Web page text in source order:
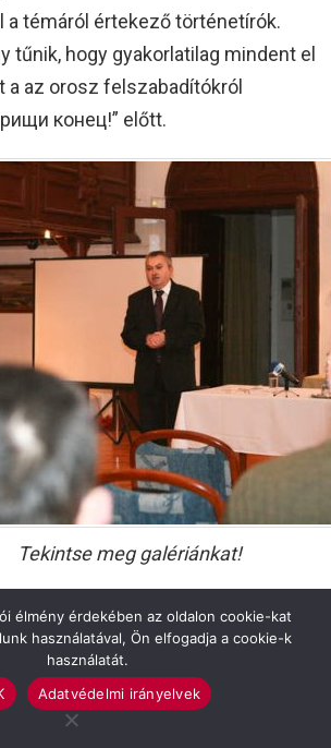
a témáról értekező történetírók.
tűnik, hogy gyakorlatilag mindent el
a az orosz felszabadítókról
конец!” előtt.
Tekintse meg galériánkat!
leadása – LMP
élmény érdekében az oldalon cookie-kat
használatával, Ön elfogadja a cookie-k
használatát.
Adatvédelmi irányelvek